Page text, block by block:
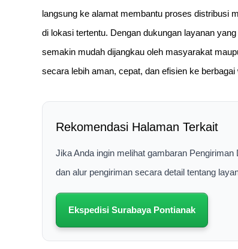
langsung ke alamat membantu proses distribusi
di lokasi tertentu. Dengan dukungan layanan
semakin mudah dijangkau oleh masyarakat
secara lebih aman, cepat, dan efisien ke berbagai
Rekomendasi Halaman Terkait
Jika Anda ingin melihat gambaran
dan alur pengiriman secara detail tentang
Ekspedisi Surabaya Pontianak